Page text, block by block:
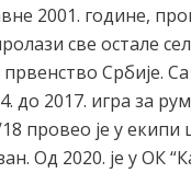
2001. године,
све остале
Србије.
2017. игра за
провео је у екипи
Од 2020. је у ОК